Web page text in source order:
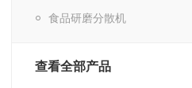
食品研磨分散机
查看全部产品